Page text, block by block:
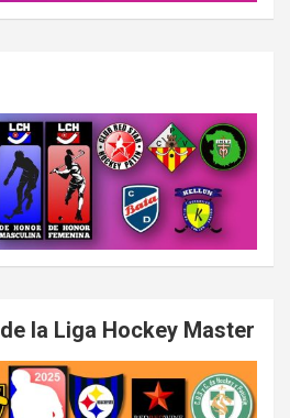
la Liga Hockey Master